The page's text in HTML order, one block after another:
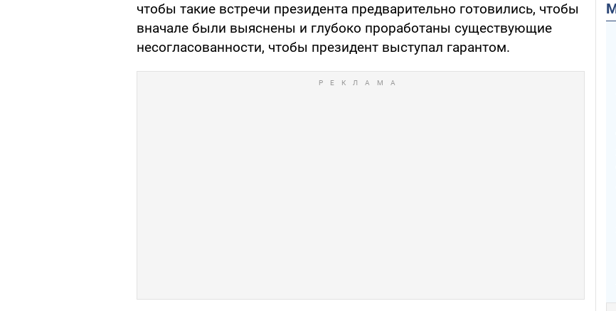
чтобы такие встречи президента предварительно готовились, чтобы
вначале были выяснены и глубоко проработаны существующие
несогласованности, чтобы президент выступал гарантом.